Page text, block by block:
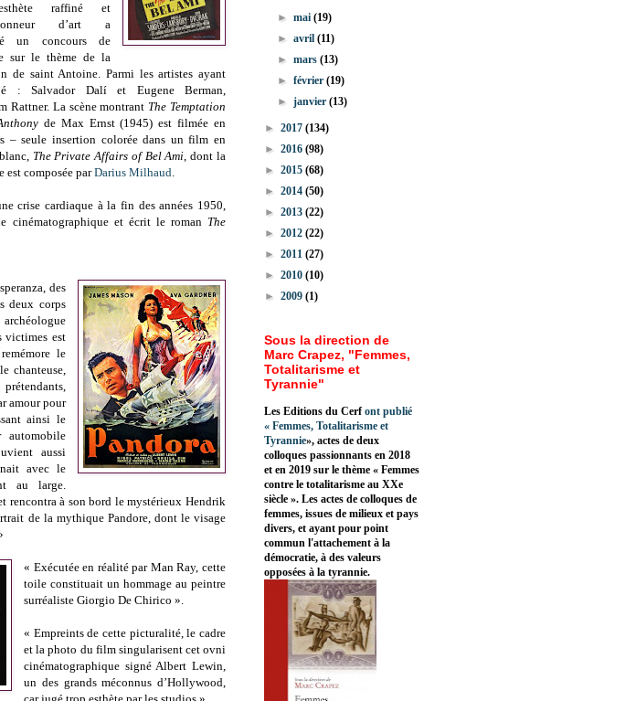
raffiné et
d’art a
un concours de
sur le thème de la
de saint Antoine. Parmi les artistes ayant
: Salvador Dalí et Eugene Berman,
Rattner. La scène montrant The Temptation
de Max Ernst (1945) est filmée en
– seule insertion colorée dans un film en
The Private Affairs of Bel Ami, dont la
est composée parDarius Milhaud.
crise cardiaque à la fin des années 1950,
cinématographique et écrit le roman The
des
deux corps
victimes est
le
chanteuse,
amour pour
ainsi le
automobile
aussi
avec le
au large.
rencontra à son bord le mystérieux Hendrik
de la mythique Pandore, dont le visage
« Exécutée en réalité par Man Ray, cette
toile constituait un hommage au peintre
surréaliste Giorgio De Chirico ».
« Empreints de cette picturalité, le cadre
et la photo du film singularisent cet ovni
cinématographique signé Albert Lewin,
un des grands méconnus d’Hollywood,
►mai(19)
►avril(11)
►mars(13)
►février(19)
►janvier(13)
► 2017 (134)
► 2016 (98)
► 2015 (68)
► 2014 (50)
► 2013 (22)
► 2012 (22)
► 2011 (27)
► 2010 (10)
► 2009 (1)
Sous la direction de
Marc Crapez, "Femmes,
Totalitarisme et
Tyrannie"
Les Editions du Cerfont publié
« Femmes, Totalitarisme et
Tyrannie», actes de deux
colloques passionnants en 2018
et en 2019 sur le thème « Femmes
contre le totalitarisme au XXe
siècle ». Les actes de colloques de
femmes, issues de milieux et pays
divers, et ayant pour point
commun l'attachement à la
démocratie, à des valeurs
opposées à la tyrannie.